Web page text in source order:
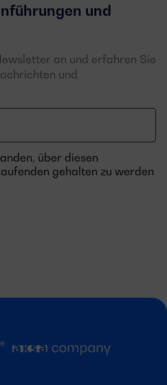
und
an und erfahren Sie
und
über diesen
gehalten zu werden